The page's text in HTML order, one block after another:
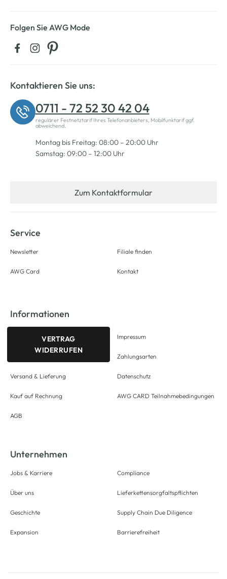
Folgen Sie AWG Mode
Kontaktieren Sie uns:
0711 - 72 52 30 42 04
regulärer Festnetztarif Ihres Telefonanbieters, Mobilfunktarif ggf.
abweichend.
Montag bis Freitag: 08:00 – 20:00 Uhr
Samstag: 09:00 – 12:00 Uhr
Zum Kontaktformular
Service
Newsletter
AWG Card
Filiale finden
Kontakt
Informationen
VERTRAG
WIDERRUFEN
Versand & Lieferung
Kauf auf Rechnung
AGB
Impressum
Zahlungsarten
Datenschutz
AWG CARD Teilnahmebedingungen
Unternehmen
Jobs & Karriere
Über uns
Geschichte
Expansion
Compliance
Lieferkettensorgfaltspflichten
Supply Chain Due Diligence
Barrierefreiheit